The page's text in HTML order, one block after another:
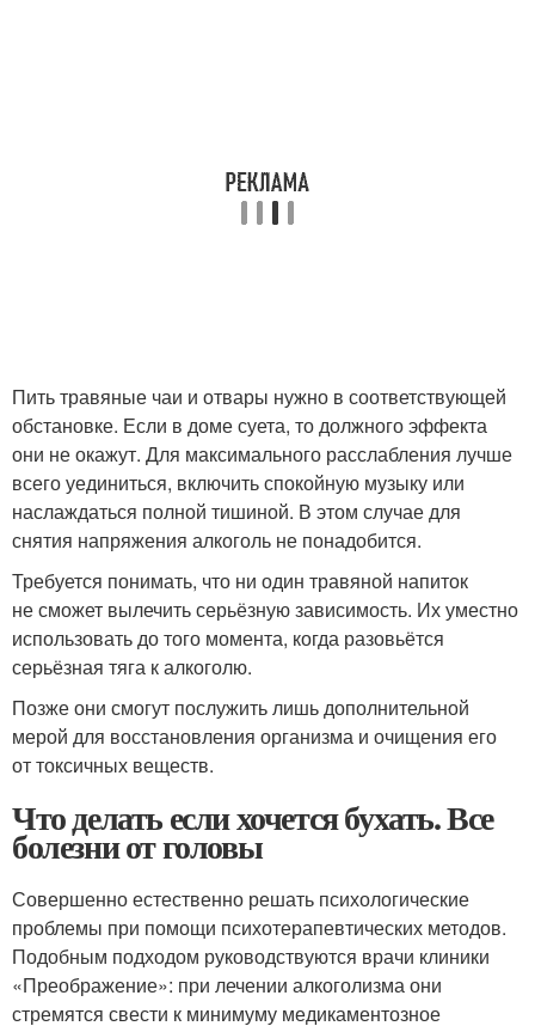
Пить травяные чаи и отвары нужно в соответствующей
обстановке. Если в доме суета, то должного эффекта
они не окажут. Для максимального расслабления лучше
всего уединиться, включить спокойную музыку или
наслаждаться полной тишиной. В этом случае для
снятия напряжения алкоголь не понадобится.
Требуется понимать, что ни один травяной напиток
не сможет вылечить серьёзную зависимость. Их уместно
использовать до того момента, когда разовьётся
серьёзная тяга к алкоголю.
Позже они смогут послужить лишь дополнительной
мерой для восстановления организма и очищения его
от токсичных веществ.
Что делать если хочется бухать. Все
болезни от головы
Совершенно естественно решать психологические
проблемы при помощи психотерапевтических методов.
Подобным подходом руководствуются врачи клиники
«Преображение»: при лечении алкоголизма они
стремятся свести к минимуму медикаментозное